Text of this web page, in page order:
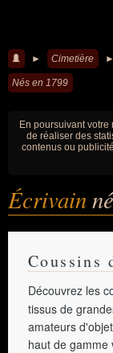
► Cimetière ►
Nés en 1799
En poursuivant
de réaliser des
contenus ou
Écrivain
Coussins
Découvrez les
tissus de
amateurs
haut de gamme